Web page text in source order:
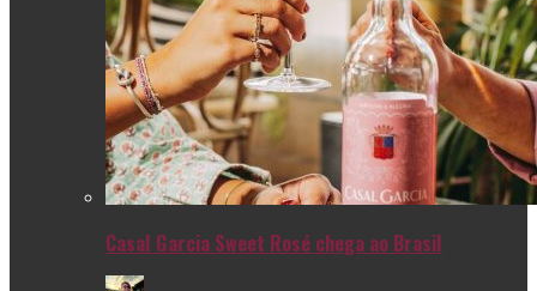
Casal Garcia Sweet Rosé chega ao Brasil